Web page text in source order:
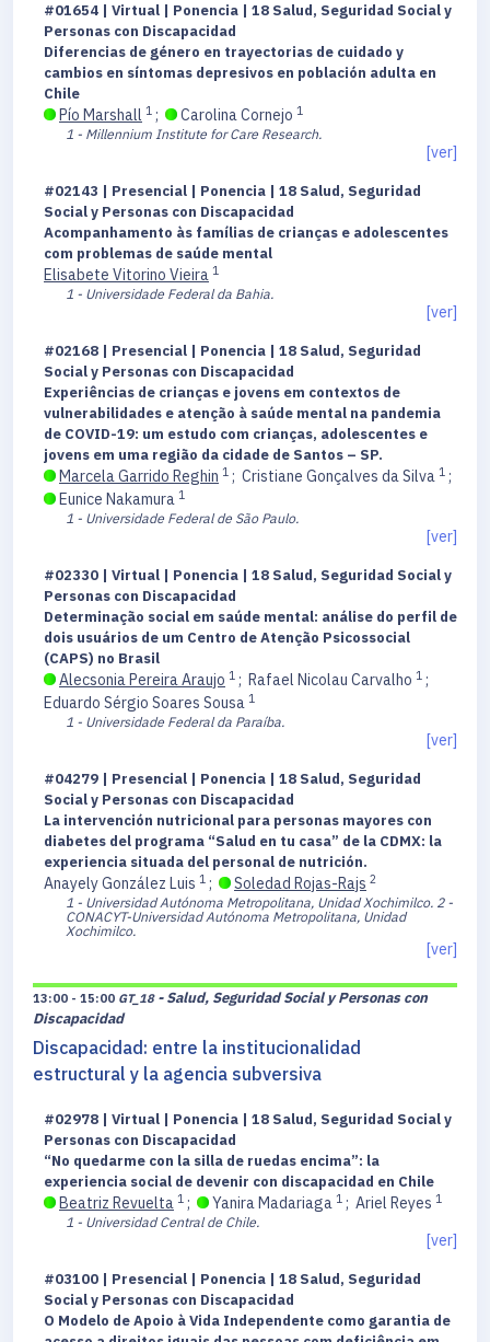
#01654 | Virtual | Ponencia | 18 Salud, Seguridad Social y
Personas con Discapacidad
Diferencias de género en trayectorias de cuidado y
cambios en síntomas depresivos en población adulta en
Chile
Pío Marshall 1 ; Carolina Cornejo 1
1 - Millennium Institute for Care Research.
[ver]
#02143 | Presencial | Ponencia | 18 Salud, Seguridad
Social y Personas con Discapacidad
Acompanhamento às famílias de crianças e adolescentes
com problemas de saúde mental
Elisabete Vitorino Vieira 1
1 - Universidade Federal da Bahia.
[ver]
#02168 | Presencial | Ponencia | 18 Salud, Seguridad
Social y Personas con Discapacidad
Experiências de crianças e jovens em contextos de
vulnerabilidades e atenção à saúde mental na pandemia
de COVID-19: um estudo com crianças, adolescentes e
jovens em uma região da cidade de Santos – SP.
Marcela Garrido Reghin 1 ; Cristiane Gonçalves da Silva 1 ;
Eunice Nakamura 1
1 - Universidade Federal de São Paulo.
[ver]
#02330 | Virtual | Ponencia | 18 Salud, Seguridad Social y
Personas con Discapacidad
Determinação social em saúde mental: análise do perfil de
dois usuários de um Centro de Atenção Psicossocial
(CAPS) no Brasil
Alecsonia Pereira Araujo 1 ; Rafael Nicolau Carvalho 1 ;
Eduardo Sérgio Soares Sousa 1
1 - Universidade Federal da Paraíba.
[ver]
#04279 | Presencial | Ponencia | 18 Salud, Seguridad
Social y Personas con Discapacidad
La intervención nutricional para personas mayores con
diabetes del programa “Salud en tu casa” de la CDMX: la
experiencia situada del personal de nutrición.
Anayely González Luis 1 ; Soledad Rojas-Rajs 2
1 - Universidad Autónoma Metropolitana, Unidad Xochimilco. 2 -
CONACYT-Universidad Autónoma Metropolitana, Unidad
Xochimilco.
[ver]
13:00 - 15:00 GT_18 - Salud, Seguridad Social y Personas con
Discapacidad
Discapacidad: entre la institucionalidad
estructural y la agencia subversiva
#02978 | Virtual | Ponencia | 18 Salud, Seguridad Social y
Personas con Discapacidad
“No quedarme con la silla de ruedas encima”: la
experiencia social de devenir con discapacidad en Chile
Beatriz Revuelta 1 ; Yanira Madariaga 1 ; Ariel Reyes 1
1 - Universidad Central de Chile.
[ver]
#03100 | Presencial | Ponencia | 18 Salud, Seguridad
Social y Personas con Discapacidad
O Modelo de Apoio à Vida Independente como garantia de